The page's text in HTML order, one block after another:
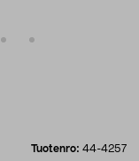
Tuotenro: 44-4257